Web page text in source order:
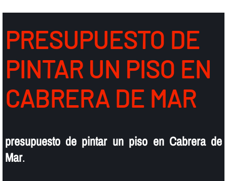
PRESUPUESTO DE
PINTAR UN PISO EN
CABRERA DE MAR
presupuesto de pintar un piso en Cabrera de
Mar.